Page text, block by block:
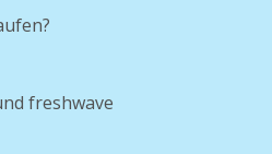
freshwave